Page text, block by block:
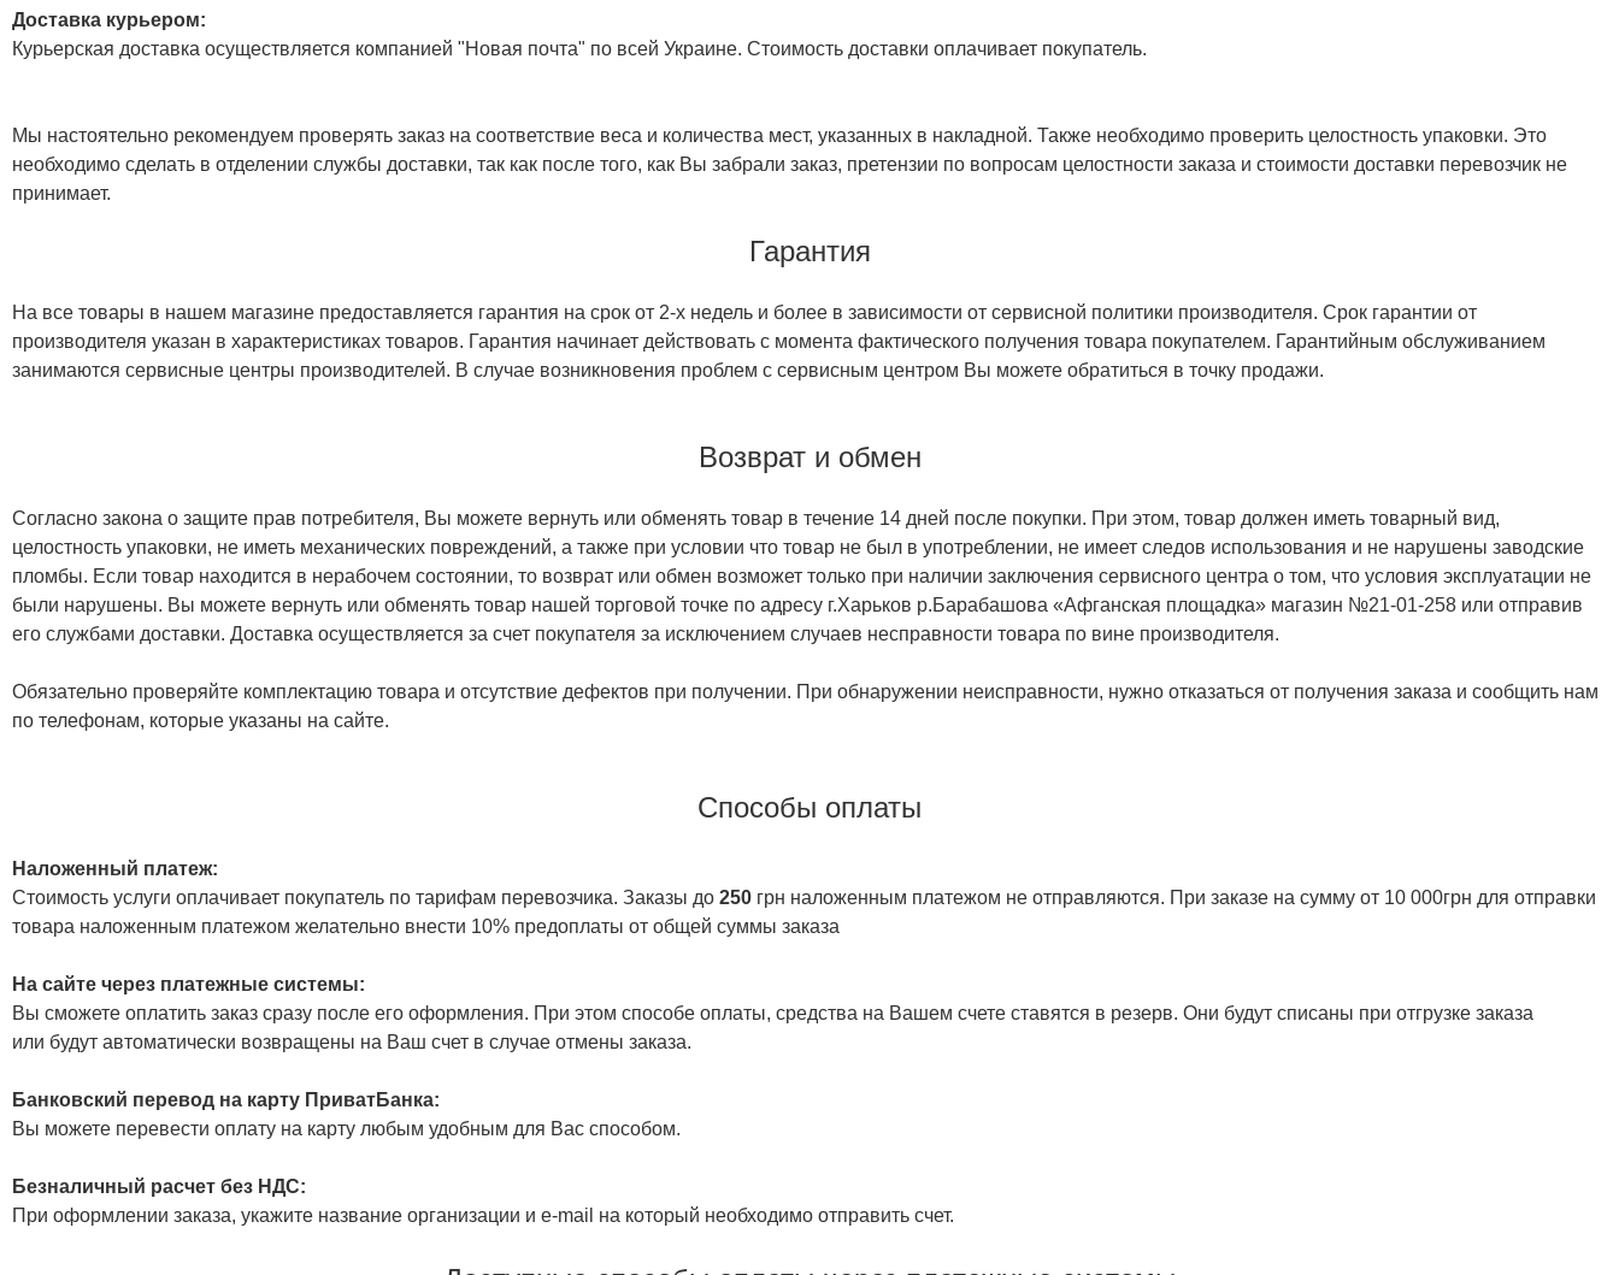
Доставка курьером:
Курьерская доставка осуществляется компанией "Новая почта" по всей Украине. Стоимость доставки оплачивает покупатель.
Мы настоятельно рекомендуем проверять заказ на соответствие веса и количества мест, указанных в накладной. Также необходимо проверить целостность упаковки. Это
необходимо сделать в отделении службы доставки, так как после того, как Вы забрали заказ, претензии по вопросам целостности заказа и стоимости доставки перевозчик не
принимает.
Гарантия
На все товары в нашем магазине предоставляется гарантия на срок от 2-х недель и более в зависимости от сервисной политики производителя. Срок гарантии от
производителя указан в характеристиках товаров. Гарантия начинает действовать с момента фактического получения товара покупателем. Гарантийным обслуживанием
занимаются сервисные центры производителей. В случае возникновения проблем с сервисным центром Вы можете обратиться в точку продажи.
Возврат и обмен
Согласно закона о защите прав потребителя, Вы можете вернуть или обменять товар в течение 14 дней после покупки. При этом, товар должен иметь товарный вид,
целостность упаковки, не иметь механических повреждений, а также при условии что товар не был в употреблении, не имеет следов использования и не нарушены заводские
пломбы. Если товар находится в нерабочем состоянии, то возврат или обмен возможет только при наличии заключения сервисного центра о том, что условия эксплуатации не
были нарушены. Вы можете вернуть или обменять товар нашей торговой точке по адресу г.Харьков р.Барабашова «Афганская площадка» магазин №21-01-258 или отправив
его службами доставки. Доставка осуществляется за счет покупателя за исключением случаев несправности товара по вине производителя.
Обязательно проверяйте комплектацию товара и отсутствие дефектов при получении. При обнаружении неисправности, нужно отказаться от получения заказа и сообщить нам
по телефонам, которые указаны на сайте.
Способы оплаты
Наложенный платеж:
Стоимость услуги оплачивает покупатель по тарифам перевозчика. Заказы до 250 грн наложенным платежом не отправляются. При заказе на сумму от 10 000грн для отправки
товара наложенным платежом желательно внести 10% предоплаты от общей суммы заказа
На сайте через платежные системы:
Вы сможете оплатить заказ сразу после его оформления. При этом способе оплаты, средства на Вашем счете ставятся в резерв. Они будут списаны при отгрузке заказа
или будут автоматически возвращены на Ваш счет в случае отмены заказа.
Банковский перевод на карту ПриватБанка:
Вы можете перевести оплату на карту любым удобным для Вас способом.
Безналичный расчет без НДС:
При оформлении заказа, укажите название организации и e-mail на который необходимо отправить счет.